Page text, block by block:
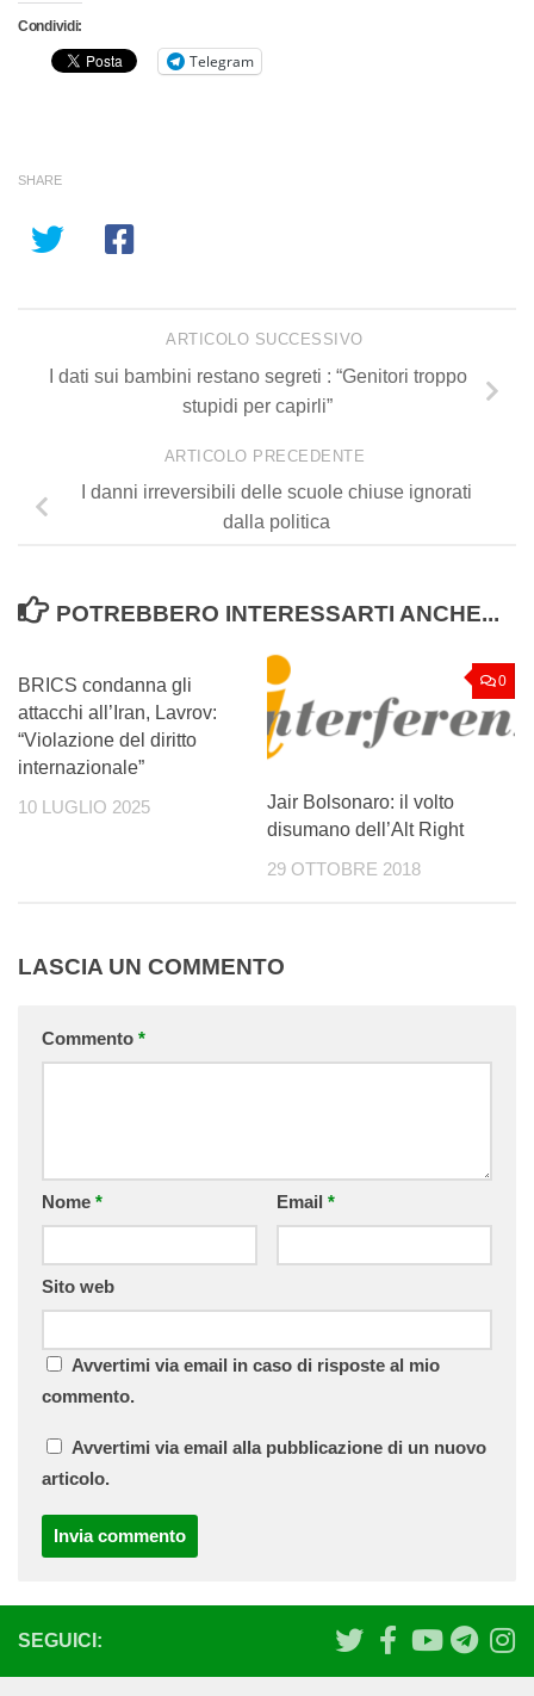
Condividi:
Telegram
SHARE
ARTICOLO SUCCESSIVO
I dati sui bambini restano segreti : “Genitori troppo
stupidi per capirli”
ARTICOLO PRECEDENTE
I danni irreversibili delle scuole chiuse ignorati
dalla politica
POTREBBERO INTERESSARTI ANCHE...
BRICS condanna gli
attacchi all’Iran, Lavrov:
“Violazione del diritto
internazionale”
10 LUGLIO 2025
0
Jair Bolsonaro: il volto
disumano dell’Alt Right
29 OTTOBRE 2018
LASCIA UN COMMENTO
Commento *
Nome * Email *
Sito web
Avvertimi via email in caso di risposte al mio
commento.
Avvertimi via email alla pubblicazione di un nuovo
articolo.
SEGUICI: